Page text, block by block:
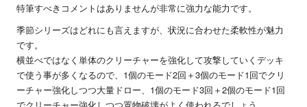
特筆すべきコメントはありませんが非常に強力な能力です。
季節シリーズはどれにも言えますが、状況に合わせた柔軟性が魅力
です。
横並べではなく単体のクリーチャーを強化して攻撃していくデッキ
で使う事が多くなるので、1個のモード2回＋3個のモード1回でクリ
ーチャー強化しつつ大量ドロー、1個のモード3回＋2個のモード1回
でクリーチャー強化しつつ置物破壊がよく使われるでしょう。